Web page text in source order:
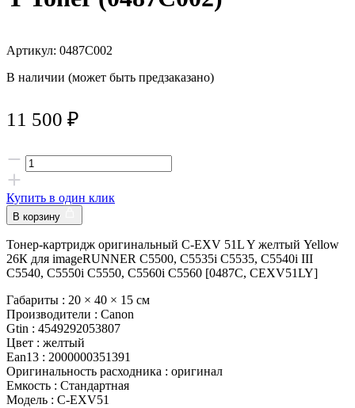
Артикул: 0487C002
В наличии (может быть предзаказано)
11 500 ₽
Купить в один клик
В корзину
Тонер-картридж оригинальный C-EXV 51L Y желтый Yellow
26К для imageRUNNER C5500, C5535i C5535, C5540i III
C5540, C5550i C5550, C5560i C5560 [0487C, CEXV51LY]
Габариты : 20 × 40 × 15 см
Производители : Canon
Gtin : 4549292053807
Цвет : желтый
Ean13 : 2000000351391
Оригинальность расходника : оригинал
Емкость : Стандартная
Модель : C-EXV51